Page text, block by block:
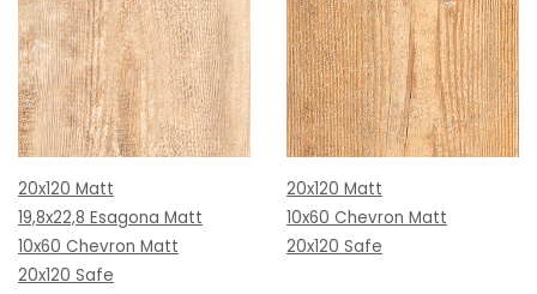
20x120 Matt
19,8x22,8 Esagona Matt
10x60 Chevron Matt
20x120 Safe
20x120 Matt
10x60 Chevron Matt
20x120 Safe